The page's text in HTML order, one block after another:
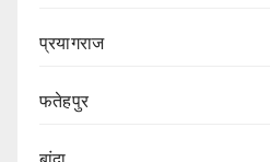
प्रयागराज
फतेहपुर